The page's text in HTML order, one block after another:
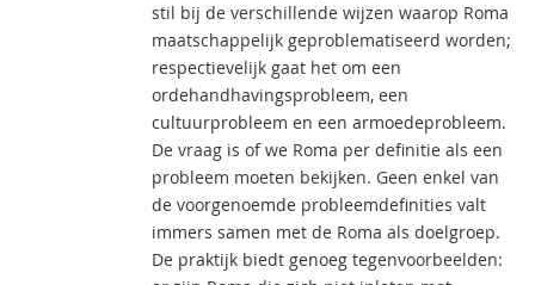
stil bij de verschillende wijzen waarop Roma
maatschappelijk geproblematiseerd worden;
respectievelijk gaat het om een
ordehandhavingsprobleem, een
cultuurprobleem en een armoedeprobleem.
De vraag is of we Roma per definitie als een
probleem moeten bekijken. Geen enkel van
de voorgenoemde probleemdefinities valt
immers samen met de Roma als doelgroep.
De praktijk biedt genoeg tegenvoorbeelden: